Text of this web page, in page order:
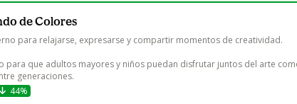
de Colores
para relajarse, expresarse y compartir momentos de creatividad.
generaciones.
44%